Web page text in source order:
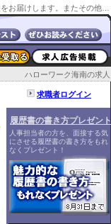
ハローワーク海南の求人
求職者ログイン
履歴書の書き方プレゼント
人事担当者の方を、面接する気
にさせる履歴書の書き方をもれ
なくプレゼント！